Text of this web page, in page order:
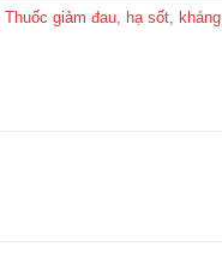
Thuốc giảm đau, hạ sốt, kháng